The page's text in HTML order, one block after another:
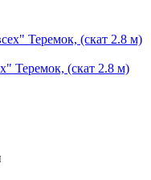
Теремок, (скат 2.8 м)